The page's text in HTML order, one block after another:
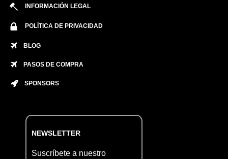
INFORMACIÓN LEGAL
POLÍTICA DE PRIVACIDAD
BLOG
PASOS DE COMPRA
SPONSORS
NEWSLETTER
Suscríbete a nuestro